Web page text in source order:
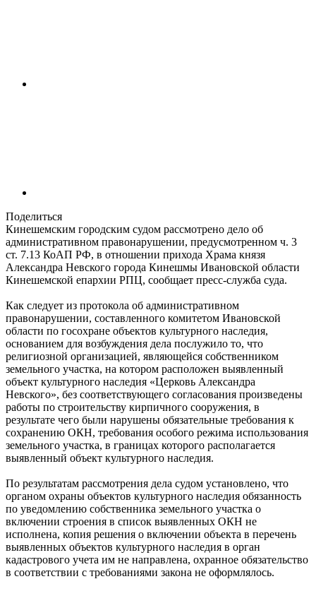
Поделиться
Кинешемским городским судом рассмотрено дело об
административном правонарушении, предусмотренном ч. 3
ст. 7.13 КоАП РФ, в отношении прихода Храма князя
Александра Невского города Кинешмы Ивановской области
Кинешемской епархии РПЦ, сообщает пресс-служба суда.
Как следует из протокола об административном
правонарушении, составленного комитетом Ивановской
области по госохране объектов культурного наследия,
основанием для возбуждения дела послужило то, что
религиозной организацией, являющейся собственником
земельного участка, на котором расположен выявленный
объект культурного наследия «Церковь Александра
Невского», без соответствующего согласования произведены
работы по строительству кирпичного сооружения, в
результате чего были нарушены обязательные требования к
сохранению ОКН, требования особого режима использования
земельного участка, в границах которого располагается
выявленный объект культурного наследия.
По результатам рассмотрения дела судом установлено, что
органом охраны объектов культурного наследия обязанность
по уведомлению собственника земельного участка о
включении строения в список выявленных ОКН не
исполнена, копия решения о включении объекта в перечень
выявленных объектов культурного наследия в орган
кадастрового учета им не направлена, охранное обязательство
в соответствии с требованиями закона не оформлялось.